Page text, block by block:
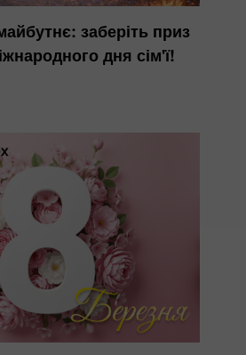
заберіть приз
дня сім'ї!